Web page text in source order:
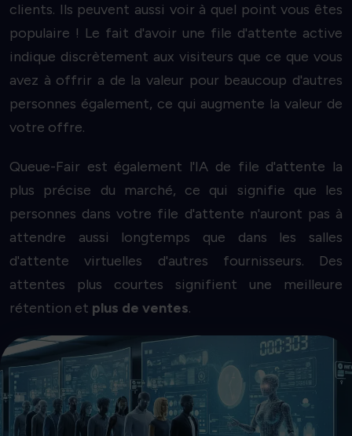
clients. Ils peuvent aussi voir à quel point vous êtes
populaire ! Le fait d'avoir une file d'attente active
indique discrètement aux visiteurs que ce que vous
avez à offrir a de la valeur pour beaucoup d'autres
personnes également, ce qui augmente la valeur de
votre offre.
Queue-Fair est également l'IA de file d'attente la
plus précise du marché, ce qui signifie que les
personnes dans votre file d'attente n'auront pas à
attendre aussi longtemps que dans les salles
d'attente virtuelles d'autres fournisseurs. Des
attentes plus courtes signifient une meilleure
rétention et plus de ventes.
Commencez